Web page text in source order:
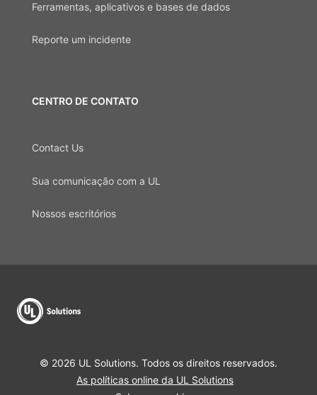
Ferramentas, aplicativos e bases de dados
Reporte um incidente
CENTRO DE CONTATO
Contact Us
Sua comunicação com a UL
Nossos escritórios
© 2026 UL Solutions. Todos os direitos reservados.
As políticas online da UL Solutions